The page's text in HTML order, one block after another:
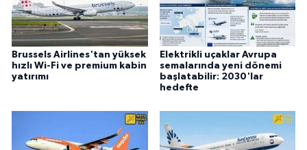
Brussels Airlines'tan yüksek
hızlı Wi-Fi ve premium kabin
yatırımı
Elektrikli uçaklar Avrupa
semalarında yeni dönemi
başlatabilir: 2030'lar
hedefte